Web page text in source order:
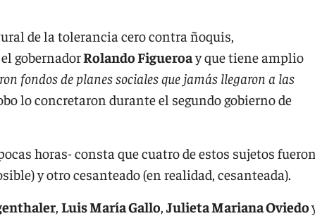
de la tolerancia cero contra ñoquis,
gobernadorRolando Figueroay que tiene amplio
fondos de planes sociales que jamás llegaron a las
lo concretaron durante el segundo gobierno de
horas- consta que cuatro de estos sujetos
y otro cesanteado (en realidad, cesanteada).
, Luis María Gallo, Julieta Mariana Oviedo